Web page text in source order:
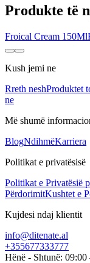
Produkte të
Froical Cream 150Ml
Kush jemi ne
Rreth neshProduktet
ne
Më shumë
BlogNdihmëKarriera
Politikat e privatësisë
Politikat e Privatësië
PërdorimitKushtet e
Kujdesi ndaj klientit
info@ditenate.al
+355677333777
Hënë - Shtunë: 09:00